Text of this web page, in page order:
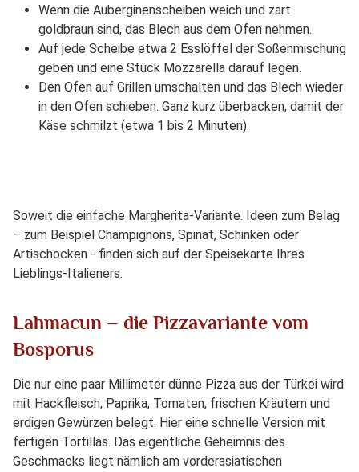
Wenn die Auberginenscheiben weich und zart
goldbraun sind, das Blech aus dem Ofen nehmen.
Auf jede Scheibe etwa 2 Esslöffel der Soßenmischung
geben und eine Stück Mozzarella darauf legen.
Den Ofen auf Grillen umschalten und das Blech wieder
in den Ofen schieben. Ganz kurz überbacken, damit der
Käse schmilzt (etwa 1 bis 2 Minuten).
Soweit die einfache Margherita-Variante. Ideen zum Belag
– zum Beispiel Champignons, Spinat, Schinken oder
Artischocken - finden sich auf der Speisekarte Ihres
Lieblings-Italieners.
Lahmacun – die Pizzavariante vom
Bosporus
Die nur eine paar Millimeter dünne Pizza aus der Türkei wird
mit Hackfleisch, Paprika, Tomaten, frischen Kräutern und
erdigen Gewürzen belegt. Hier eine schnelle Version mit
fertigen Tortillas. Das eigentliche Geheimnis des
Geschmacks liegt nämlich am vorderasiatischen